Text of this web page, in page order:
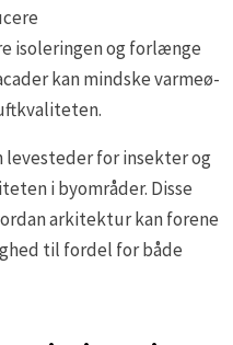
isoleringen og forlænge
kan mindske varmeø-
for insekter og
i byområder. Disse
arkitektur kan forene
til fordel for både